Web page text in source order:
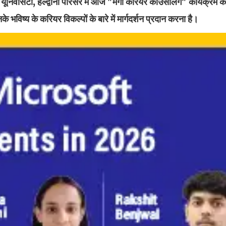
के करियर विकल्पों के बारे में मार्गदर्शन प्रदान करना है।